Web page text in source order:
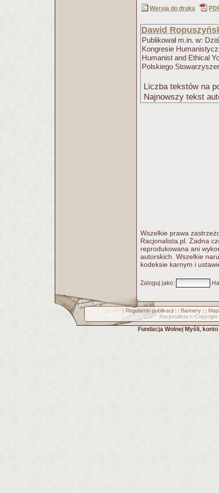
Wersja do druku
Dawid
Publikował m.in. w:
Kongresie
Humanist and Ethical
Polskiego
Liczba tekstów na
Najnowszy tekst
Wszelkie prawa
Racjonalista.pl. Żadna
reprodukowana ani
autorskich. Wszelkie
kodeksie karnym i
Zaloguj jako:
[ Regulamin publikacji] [ Bannery] [
Racjonalista © Copyright
Fundacja Wolnej Myśli,